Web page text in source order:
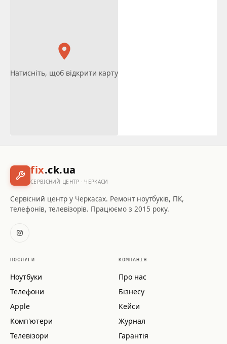
Натисніть, щоб відкрити карту
fix.ck.ua
СЕРВІСНИЙ ЦЕНТР · ЧЕРКАСИ
Сервісний центр у Черкасах. Ремонт ноутбуків, ПК,
телефонів, телевізорів. Працюємо з 2015 року.
ПОСЛУГИ
Ноутбуки
Телефони
Apple
Комп'ютери
Телевізори
КОМПАНІЯ
Про нас
Бізнесу
Кейси
Журнал
Гарантія